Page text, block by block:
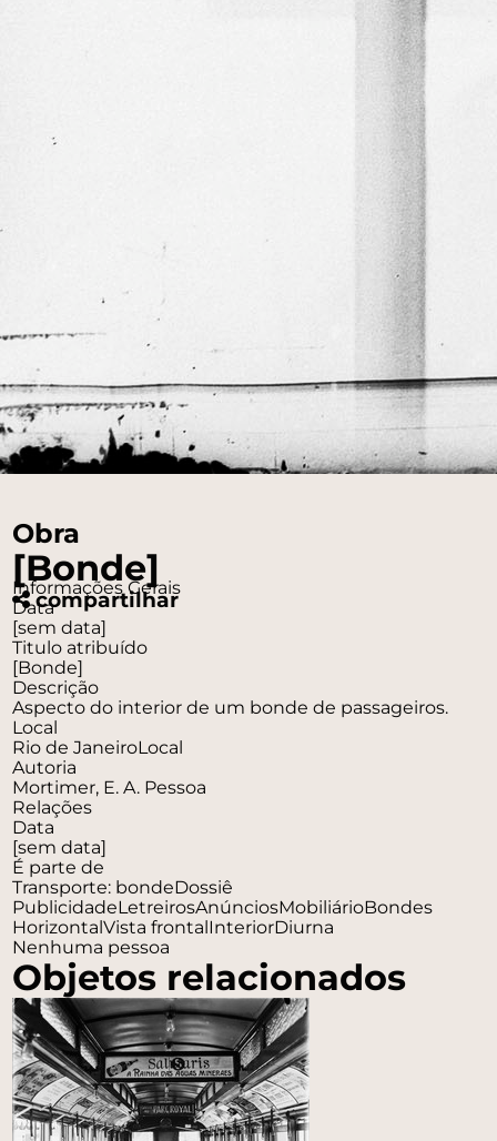
Obra
[Bonde]
compartilhar
Informações Gerais
Data
[sem data]
Titulo atribuído
[Bonde]
Descrição
Aspecto do interior de um bonde de passageiros.
Local
Rio de JaneiroLocal
Autoria
Mortimer, E. A. Pessoa
Relações
Data
[sem data]
É parte de
Transporte: bondeDossiê
PublicidadeLetreirosAnúnciosMobiliárioBondes
HorizontalVista frontalInteriorDiurna
Nenhuma pessoa
Objetos relacionados